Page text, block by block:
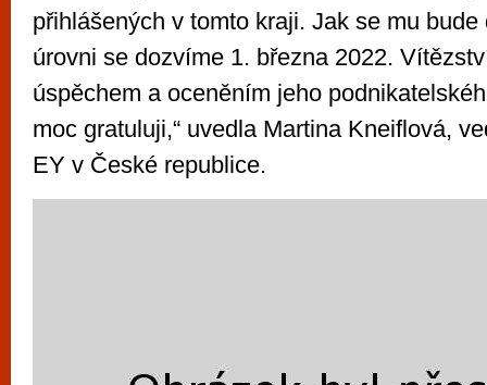
přihlášených v tomto kraji. Jak se mu
úrovni se dozvíme 1. března 2022.
úspěchem a oceněním jeho
moc gratuluji,“ uvedla Martina Kneiflová,
EY v České republice.